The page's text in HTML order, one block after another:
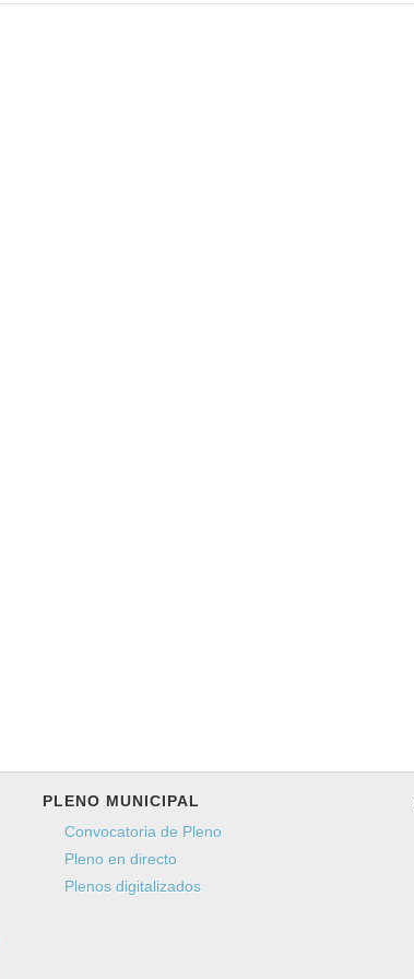
PLENO MUNICIPAL
Convocatoria de Pleno
Pleno en directo
Plenos digitalizados